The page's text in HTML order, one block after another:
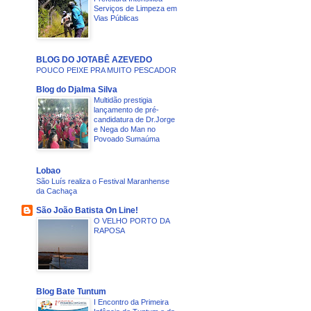
Serviços de Limpeza em
Vias Públicas
BLOG DO JOTABÊ AZEVEDO
POUCO PEIXE PRA MUITO PESCADOR
Blog do Djalma Silva
Multidão prestigia
lançamento de pré-
candidatura de Dr.Jorge
e Nega do Man no
Povoado Sumaúma
Lobao
São Luís realiza o Festival Maranhense
da Cachaça
São João Batista On Line!
O VELHO PORTO DA
RAPOSA
Blog Bate Tuntum
I Encontro da Primeira